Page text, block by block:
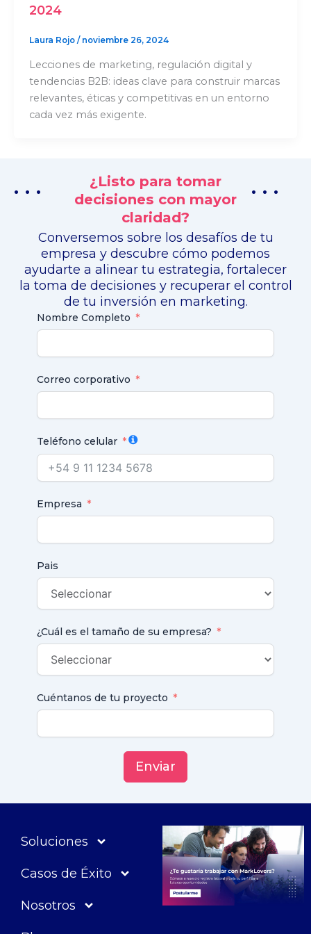
2024
Laura Rojo / noviembre 26, 2024
Lecciones de marketing, regulación digital y
tendencias B2B: ideas clave para construir marcas
relevantes, éticas y competitivas en un entorno
cada vez más exigente.
. . .
¿Listo para tomar
decisiones con mayor
claridad?
. . .
Conversemos sobre los desafíos de tu
empresa y descubre cómo podemos
ayudarte a alinear tu estrategia, fortalecer
la toma de decisiones y recuperar el control
de tu inversión en marketing.
Nombre Completo
Correo corporativo
Teléfono celular
Empresa
Pais
¿Cuál es el tamaño de su empresa?
Cuéntanos de tu proyecto
Enviar
Soluciones
Casos de Éxito
Nosotros